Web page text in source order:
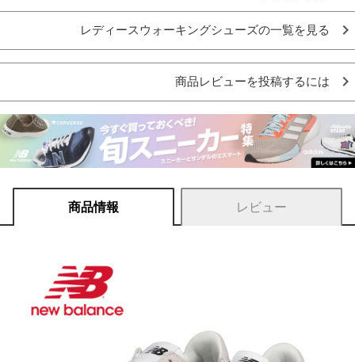
レディースウォーキングシューズの一覧を見る
商品レビューを投稿するには
商品情報 レビュー